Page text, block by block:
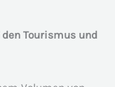
Tourismus und